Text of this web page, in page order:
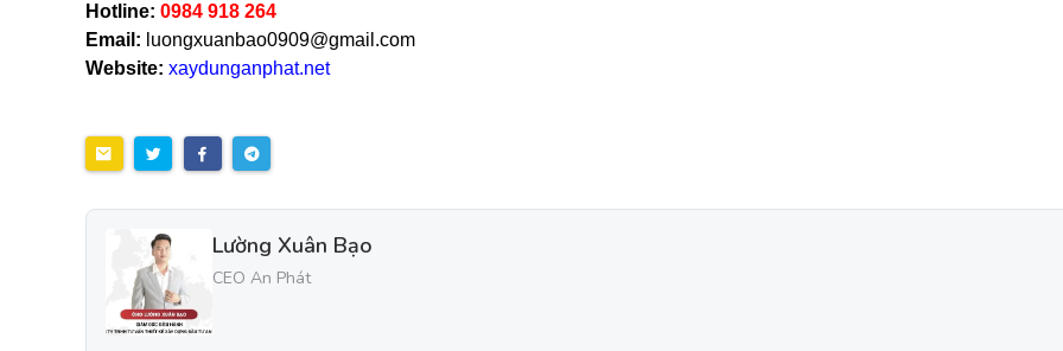
Hotline: 0984 918 264
Email: luongxuanbao0909@gmail.com
Website: xaydunganphat.net
Lường Xuân Bạo
CEO An Phát